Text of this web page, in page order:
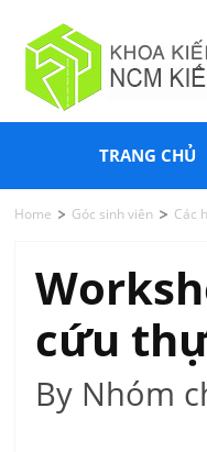
TRANG CHỦ
Home Góc sinh viên Các
cứu
By Nhóm